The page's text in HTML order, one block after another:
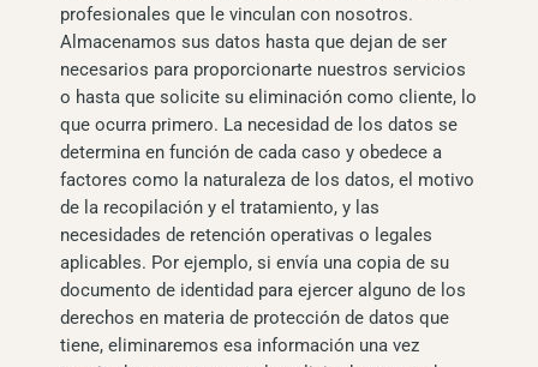
profesionales que le vinculan con nosotros.
Almacenamos sus datos hasta que dejan de ser
necesarios para proporcionarte nuestros servicios
o hasta que solicite su eliminación como cliente, lo
que ocurra primero. La necesidad de los datos se
determina en función de cada caso y obedece a
factores como la naturaleza de los datos, el motivo
de la recopilación y el tratamiento, y las
necesidades de retención operativas o legales
aplicables. Por ejemplo, si envía una copia de su
documento de identidad para ejercer alguno de los
derechos en materia de protección de datos que
tiene, eliminaremos esa información una vez